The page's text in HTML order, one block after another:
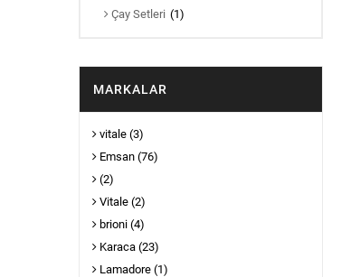
Çay Setleri (1)
MARKALAR
vitale (3)
Emsan (76)
(2)
Vitale (2)
brioni (4)
Karaca (23)
Lamadore (1)